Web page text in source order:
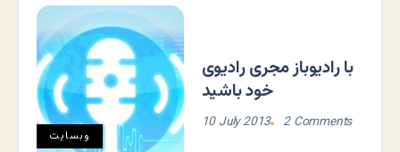
وبسایت
با رادیوباز مجری رادیوی
خود باشید
10 July 2013 2 Comments